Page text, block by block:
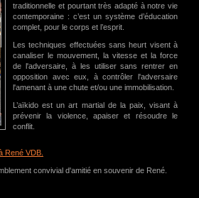
traditionnelle et pourtant très adapté à notre vie
contemporaine : c’est un système d’éducation
complet, pour le corps et l’esprit.
Les techniques effectuées sans heurt visent à
canaliser le mouvement, la vitesse et la force
de l'adversaire, à les utiliser sans rentrer en
opposition avec eux, à contrôler l'adversaire
l'amenant à une chute et/ou une immobilisation.
L’aïkido est un art martial de la paix, visant à
prévenir la violence, apaiser et résoudre le
conflit.
René VDB.
convivial d'amitié en souvenir de René.